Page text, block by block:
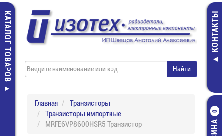
КАТАЛОГ ТОВАРОВ КОНТАКТЫ
0
Главная
Транзисторы
Транзисторы импортные
MRFE6VP8600HSR5 Транзистор